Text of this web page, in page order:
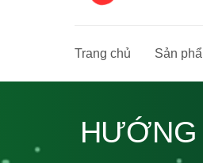
Trang chủ Sản
HƯỚNG